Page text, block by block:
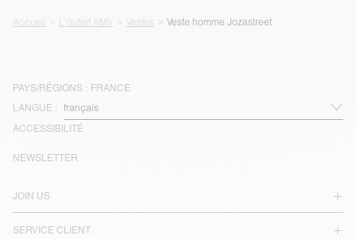
Accueil L'outlet AMV Vestes Veste homme Jozastreet
PAYS/RÉGIONS : FRANCE
LANGUE :
ACCESSIBILITÉ
JOIN US
SERVICE CLIENT
NEWSLETTER